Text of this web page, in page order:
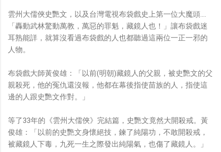
雲州大儒俠史艷文，以及台灣電視布袋戲史上第一位大魔頭….
「轟動武林驚動萬教，萬惡的罪魁，藏鏡人也！」讓布袋戲迷
耳熟能詳，就算沒看過布袋戲的人也都聽過這兩位一正一邪的
人物。
布袋戲大師黃俊雄：「以前(明朝)藏鏡人的父親，被史艷文的父
親殺死，他的冤仇還沒報，他都在幕後指使苗族的人，指使這
邊的人跟史艷文作對。」
等了33年的《雲州大儒俠》完結篇，史艷文竟然大開殺戒。黃
俊雄：「以前的史艷文身懷絕技，鍊了純陽功，不敢開殺戒，
被藏鏡人下毒，九死一生之際發出純陽氣，也傷了藏鏡人。」